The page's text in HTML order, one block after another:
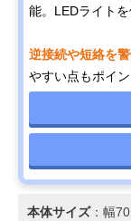
能。LEDライト
逆接続や短絡を
やすい点もポイン
本体サイズ：幅